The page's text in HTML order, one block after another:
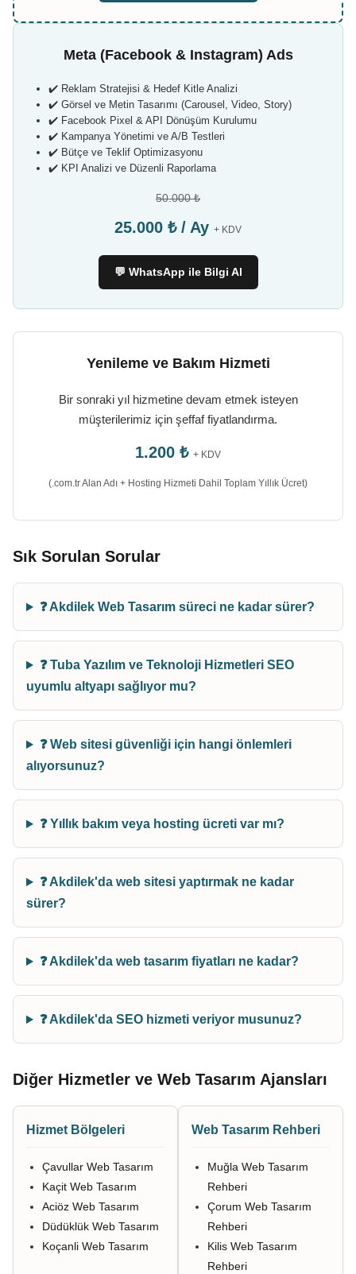
Meta (Facebook & Instagram) Ads
✔️ Reklam Stratejisi & Hedef Kitle Analizi
✔️ Görsel ve Metin Tasarımı (Carousel, Video, Story)
✔️ Facebook Pixel & API Dönüşüm Kurulumu
✔️ Kampanya Yönetimi ve A/B Testleri
✔️ Bütçe ve Teklif Optimizasyonu
✔️ KPI Analizi ve Düzenli Raporlama
50.000 ₺
25.000 ₺ / Ay + KDV
💬 WhatsApp ile Bilgi Al
Yenileme ve Bakım Hizmeti
Bir sonraki yıl hizmetine devam etmek isteyen
müşterilerimiz için şeffaf fiyatlandırma.
1.200 ₺ + KDV
(.com.tr Alan Adı + Hosting Hizmeti Dahil Toplam Yıllık Ücret)
Sık Sorulan Sorular
❓ Akdilek Web Tasarım süreci ne kadar sürer?
❓ Tuba Yazılım ve Teknoloji Hizmetleri SEO
uyumlu altyapı sağlıyor mu?
❓ Web sitesi güvenliği için hangi önlemleri
alıyorsunuz?
❓ Yıllık bakım veya hosting ücreti var mı?
❓ Akdilek'da web sitesi yaptırmak ne kadar
sürer?
❓ Akdilek'da web tasarım fiyatları ne kadar?
❓ Akdilek'da SEO hizmeti veriyor musunuz?
Diğer Hizmetler ve Web Tasarım Ajansları
Hizmet Bölgeleri
Çavullar Web Tasarım
Kaçit Web Tasarım
Aciöz Web Tasarım
Düdüklük Web Tasarım
Koçanli Web Tasarım
Web Tasarım Rehberi
Muğla Web Tasarım
Rehberi
Çorum Web Tasarım
Rehberi
Kilis Web Tasarım
Rehberi